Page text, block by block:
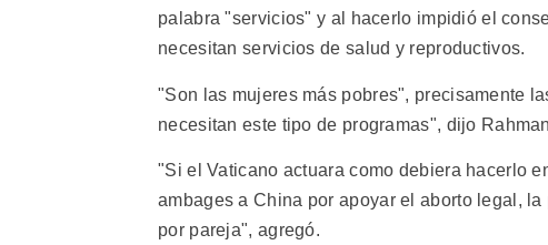
palabra "servicios" y al hacerlo impidió el
necesitan servicios de salud y reproductivos.
"Son las mujeres más pobres", precisamente
necesitan este tipo de programas", dijo
"Si el Vaticano actuara como debiera hacerlo
ambages a China por apoyar el aborto legal,
por pareja", agregó.